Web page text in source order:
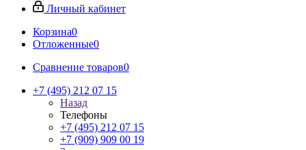
Личный кабинет
Корзина0
Отложенные0
Сравнение товаров0
+7 (495) 212 07 15
Назад
Телефоны
+7 (495) 212 07 15
+7 (909) 909 00 19